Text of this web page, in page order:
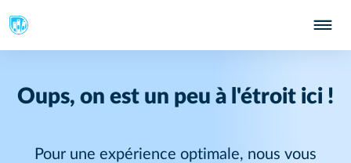
Oups, on est un peu à l'étroit ici !
Pour une expérience optimale, nous vous